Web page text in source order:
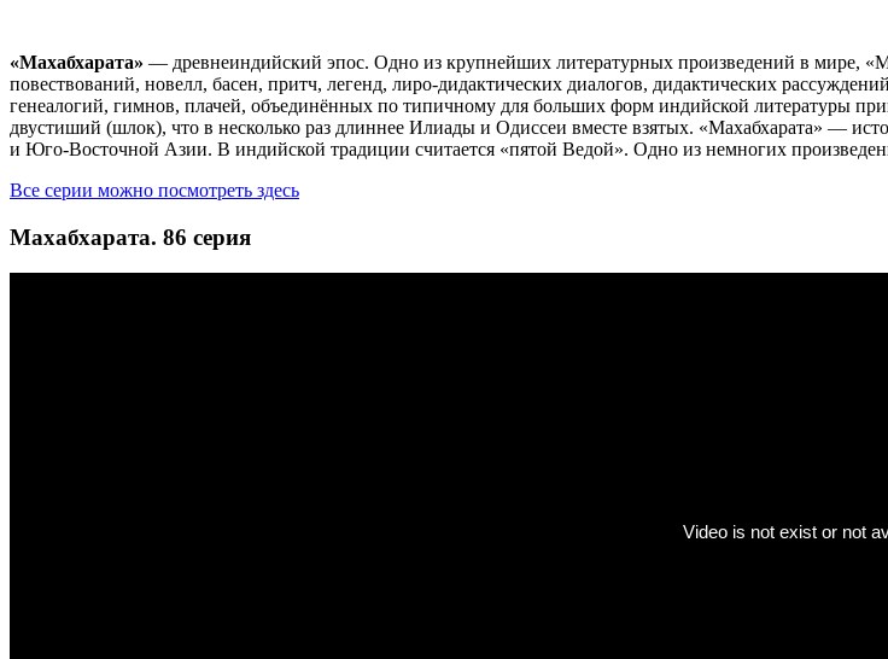
«Махабхарата» — древнеиндийский эпос. Одно из крупнейших литературных произведений в мире,
повествований, новелл, басен, притч, легенд, лиро-дидактических диалогов, дидактических
генеалогий, гимнов, плачей, объединённых по типичному для больших форм индийской литературы
двустиший (шлок), что в несколько раз длиннее Илиады и Одиссеи вместе взятых. «Махабхарата» —
и Юго-Восточной Азии. В индийской традиции считается «пятой Ведой». Одно из немногих
Все серии можно посмотреть здесь
Махабхарата. 86 серия